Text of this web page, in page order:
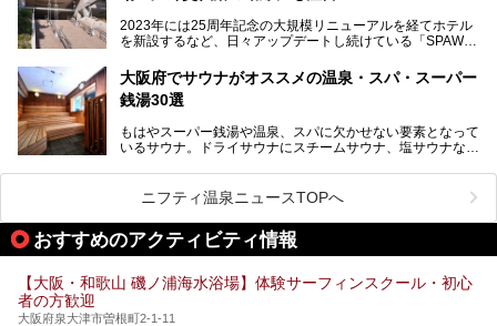
い。
チムジルバン（岩盤浴）を中心に、発汗・リラックス・漫画
タイムまで満喫できる長時間滞在型の施設なので、一日中ゆ
る迫力ある熱波パフォーマンスも毎日行われており、“とと
のう”体験をしっかり楽しめるのもポイントです。
ケやボウリングといった遊び場もあり、友人同士やカップル
で“遊び+癒し”の一日を過ごすのにもぴったり。
処にいたるまで魅力をたっぷり堪能してきたので、その全容
2023年には25周年記念の大規模リニューアルを経てホテル
を新設するなど、日々アップデートし続けている「SPAWO
そんなスパワールドが2025年11月15日（土）に、新たな浴
室や日本最大級140人収容の大規模サウナを携えてリニュー
アルオープン！浴室である4F・6Fそれぞれにリニューアル
大規模リニューアルの全容を確認すべく、リニューアルプレ
オープンイベントに行ってきました！今回はそのリニューア
大阪府でサウナがオススメの温泉・スパ・スーパー
銭湯30選
もはやスーパー銭湯や温泉、スパに欠かせない要素となって
いるサウナ。ドライサウナにスチームサウナ、塩サウナな
ペース、ロウリュウなど、心ゆくまで楽しむためのサービス
が充実した施設も多くみられます。
今回はそんなサウナにこだわった、大阪府内のオススメ温
泉・銭湯・スパを30件紹介したいと思います！
ニフティ温泉ニュースTOPへ
おすすめのアクティビティ情報
【大阪・和歌山 磯ノ浦海水浴場】体験サーフィンスクール・初心
者の方歓迎
大阪府泉大津市曽根町2-1-11